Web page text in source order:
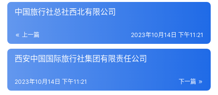
地
生
活
旅
中国旅行社总社西北有限公司
上一篇 2023年10月14日 下午11:21
西安中国国际旅行社集团有限责任公司
下一篇
2023年10月14日 下午11:21